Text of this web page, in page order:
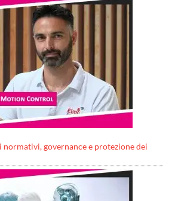
normativi, governance e protezione dei